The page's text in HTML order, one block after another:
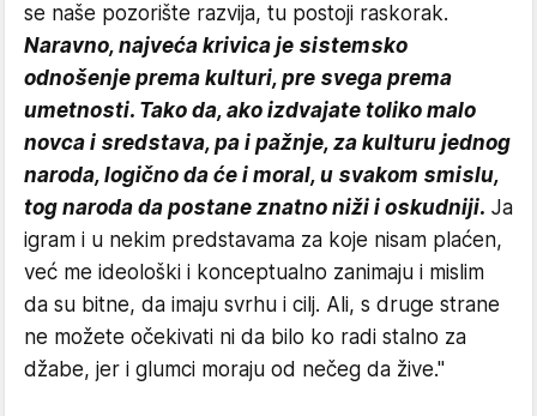
se naše pozorište razvija, tu postoji raskorak.
Naravno, najveća krivica je sistemsko
odnošenje prema kulturi, pre svega prema
umetnosti. Tako da, ako izdvajate toliko malo
novca i sredstava, pa i pažnje, za kulturu jednog
naroda, logično da će i moral, u svakom smislu,
tog naroda da postane znatno niži i oskudniji. Ja
igram i u nekim predstavama za koje nisam plaćen,
već me ideološki i konceptualno zanimaju i mislim
da su bitne, da imaju svrhu i cilj. Ali, s druge strane
ne možete očekivati ni da bilo ko radi stalno za
džabe, jer i glumci moraju od nečeg da žive."